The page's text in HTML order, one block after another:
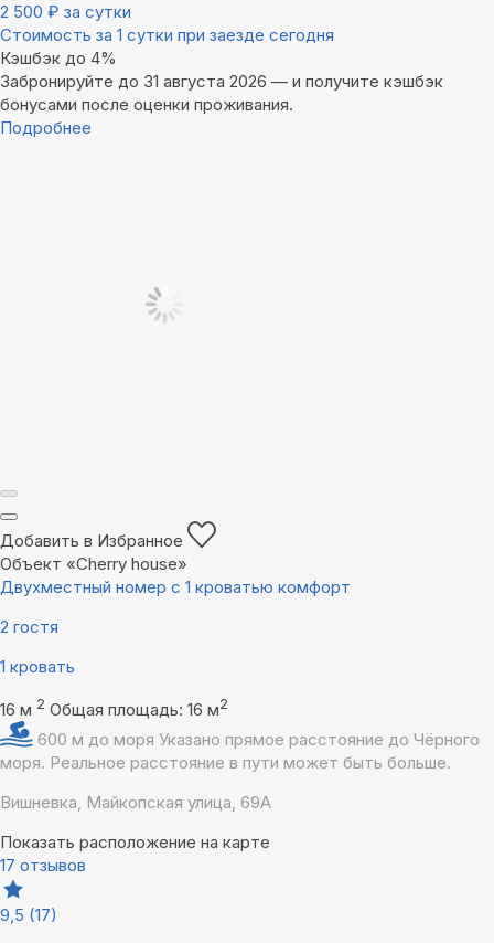
2 500 ₽ за сутки
Стоимость за 1 сутки при заезде сегодня
Кэшбэк до 4%
Забронируйте до 31 августа 2026 — и получите кэшбэк
бонусами после оценки проживания.
Подробнее
Добавить в Избранное
Объект «Cherry house»
Двухместный номер с 1 кроватью комфорт
2 гостя
1 кровать
16 м 2 Общая площадь: 16 м2
600 м до моря Указано прямое расстояние до Чёрного
моря. Реальное расстояние в пути может быть больше.
Вишневка, Майкопская улица, 69А
Показать расположение на карте
17 отзывов
9,5 (17)